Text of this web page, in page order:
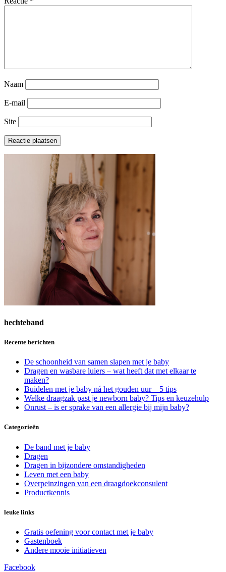
Naam
E-mail
Site
hechteband
Recente berichten
De schoonheid van samen slapen met je baby
Dragen en wasbare luiers – wat heeft dat met elkaar te
maken?
Buidelen met je baby ná het gouden uur – 5 tips
Welke draagzak past je newborn baby? Tips en keuzehulp
Onrust – is er sprake van een allergie bij mijn baby?
Categorieën
De band met je baby
Dragen
Dragen in bijzondere omstandigheden
Leven met een baby
Overpeinzingen van een draagdoekconsulent
Productkennis
leuke links
Gratis oefening voor contact met je baby
Gastenboek
Andere mooie initiatieven
Facebook